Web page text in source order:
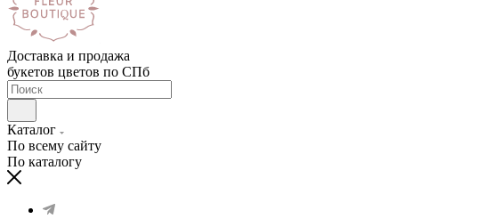
Доставка и продажа
букетов цветов по СПб
Каталог
По всему сайту
По каталогу